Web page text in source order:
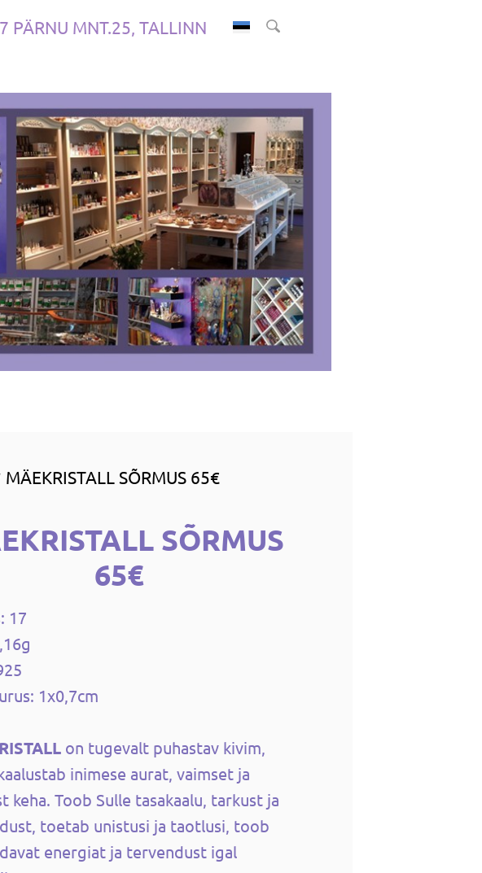
PÄRNU MNT.25, TALLINN
MÄEKRISTALL SÕRMUS 65€
SÕRMUS
65€
17
1x0,7cm
on tugevalt puhastav kivim,
inimese aurat, vaimset ja
keha. Toob Sulle tasakaalu, tarkust ja
toetab unistusi ja taotlusi, toob
energiat ja tervendust igal